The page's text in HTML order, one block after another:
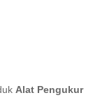
Alat Pengukur